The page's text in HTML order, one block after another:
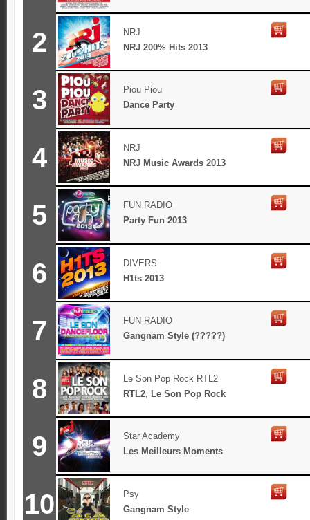
2
NRJ
NRJ 200% Hits 2013
3
Piou Piou
Dance Party
4
NRJ
NRJ Music Awards 2013
5
FUN RADIO
Party Fun 2013
6
DIVERS
H1ts 2013
7
FUN RADIO
Gangnam Style (?????)
8
Le Son Pop Rock RTL2
RTL2, Le Son Pop Rock
9
Star Academy
Les Meilleurs Moments
10
Psy
Gangnam Style